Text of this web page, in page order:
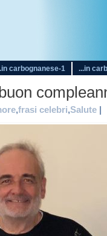
carbognanese-1 ...in
,frasi celebri,Salute |